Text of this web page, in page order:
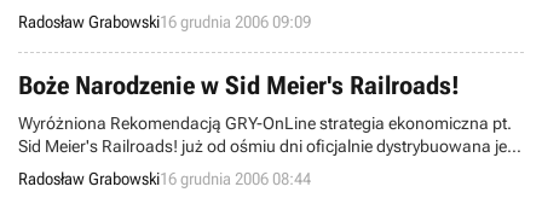
Puzzle Quest: Challenge of the Warlords. Gotowy produkt ma ujrzeć
światło dzienne w marcu przyszłego roku – wydawca zamierza
udostępnić to dzieło posiadaczom PlayStation Portable i Nintendo
DS.
Radosław Grabowski16 grudnia 2006 09:09
Boże Narodzenie w Sid Meier's Railroads!
Wyróżniona Rekomendacją GRY-OnLine strategia ekonomiczna pt.
Sid Meier's Railroads! już od ośmiu dni oficjalnie dystrybuowana jest
w naszym kraju. Dla wszystkich miłośników kolejnictwa w wydaniu
wirtualnym firma Firaxis Games przygotowuje bożonarodzeniowy
Radosław Grabowski16 grudnia 2006 08:44